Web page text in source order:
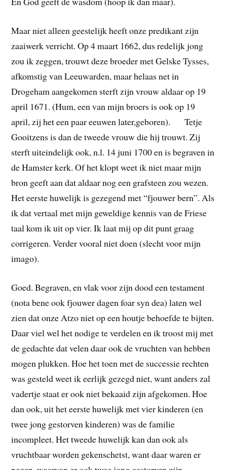
Maar niet alleen geestelijk heeft onze predikant zijn
zaaiwerk verricht. Op 4 maart 1662, dus redelijk jong
zou ik zeggen, trouwt deze broeder met Gelske Tysses,
afkomstig van Leeuwarden, maar helaas net in
Drogeham aangekomen sterft zijn vrouw aldaar op 19
april 1671. (Hum, een van mijn broers is ook op 19
april, zij het een paar eeuwen later,geboren). Tetje
Gooitzens is dan de tweede vrouw die hij trouwt. Zij
sterft uiteindelijk ook, n.l. 14 juni 1700 en is begraven in
de Hamster kerk. Of het klopt weet ik niet maar mijn
bron geeft aan dat aldaar nog een grafsteen zou wezen.
Het eerste huwelijk is gezegend met “fjouwer bern”. Als
ik dat vertaal met mijn geweldige kennis van de Friese
taal kom ik uit op vier. Ik laat mij op dit punt graag
corrigeren. Verder vooral niet doen (slecht voor mijn
imago).
Goed. Begraven, en vlak voor zijn dood een testament
(nota bene ook fjouwer dagen foar syn dea) laten wel
zien dat onze Atzo niet op een houtje behoefde te bijten.
Daar viel wel het nodige te verdelen en ik troost mij met
de gedachte dat velen daar ook de vruchten van hebben
mogen plukken. Hoe het toen met de successie rechten
was gesteld weet ik eerlijk gezegd niet, want anders zal
vadertje staat er ook niet bekaaid zijn afgekomen. Hoe
dan ook, uit het eerste huwelijk met vier kinderen (en
twee jong gestorven kinderen) was de familie
incompleet. Het tweede huwelijk kan dan ook als
vruchtbaar worden gekenschetst, want daar waren er